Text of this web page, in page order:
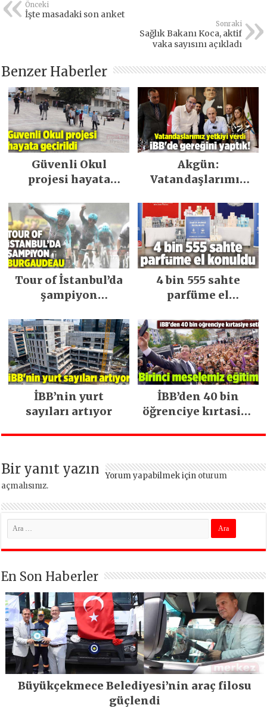
Önceki
İşte masadaki son anket
Sonraki
Sağlık Bakanı Koca, aktif
vaka sayısını açıkladı
Benzer Haberler
Güvenli Okul
projesi hayata
Akgün:
Vatandaşlarımız
gereğini yaptık!
Tour of İstanbul’da
şampiyon
4 bin 555 sahte
parfüme el
İBB’nin yurt
sayıları artıyor
İBB’den 40 bin
öğrenciye kırtasiye
Bir yanıt yazın Yorum yapabilmek için oturum
açmalısınız.
En Son Haberler
Büyükçekmece Belediyesi’nin araç filosu
güçlendi